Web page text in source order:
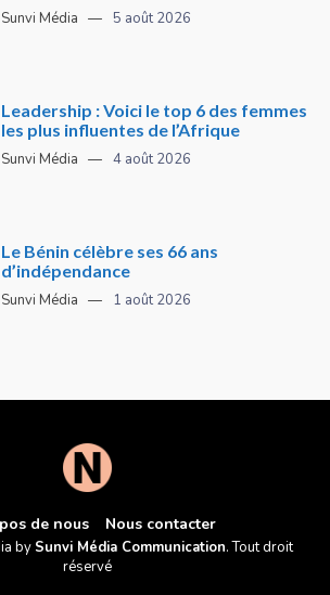
Sunvi Média 5 août 2026
Leadership : Voici le top 6 des femmes
les plus influentes de l’Afrique
Sunvi Média 4 août 2026
Le Bénin célèbre ses 66 ans
d’indépendance
Sunvi Média 1 août 2026
de nous Nous contacter
by Sunvi Média Communication. Tout droit
réservé